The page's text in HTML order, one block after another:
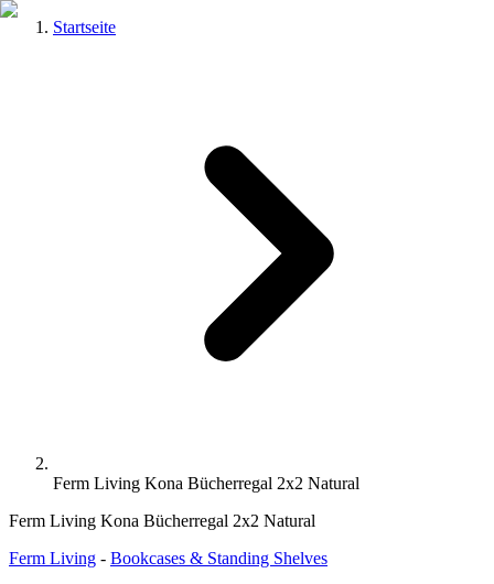
Startseite
Ferm Living Kona Bücherregal 2x2 Natural
Ferm Living Kona Bücherregal 2x2 Natural
Ferm Living - Bookcases & Standing Shelves